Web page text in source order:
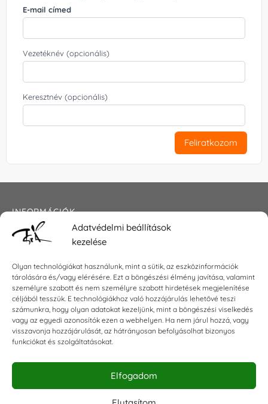
Adatvédelmi beállítások
kezelése
Olyan technológiákat használunk, mint a sütik, az eszközinformációk
tárolására és/vagy elérésére. Ezt a böngészési élmény javítása, valamint
személyre szabott és nem személyre szabott hirdetések megjelenítése
céljából tesszük. E technológiákhoz való hozzájárulás lehetővé teszi
számunkra, hogy olyan adatokat kezeljünk, mint a böngészési viselkedés
vagy az egyedi azonosítók ezen a webhelyen. Ha nem járul hozzá, vagy
visszavonja hozzájárulását, az hátrányosan befolyásolhat bizonyos
funkciókat és szolgáltatásokat.
Elfogadom
E-mail címed
Vezetéknév (opcionális)
Keresztnév (opcionális)
Feliratkozom
INFORMÁCIÓK
Általános szerződési feltételek
Impresszum
KAPCSOLAT
E-mail:shop@torokszilvi.com
Telefon: +36 30 6767872
KÖZÖSSÉGI